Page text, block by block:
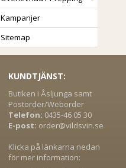
Kampanjer
Sitemap
KUNDTJÄNST:
Butiken i Åsljunga samt
Postorder/Weborder
Telefon: 0435-46 05 30
E-post: order@vildsvin.se
Klicka på länkarna nedan
för mer information: